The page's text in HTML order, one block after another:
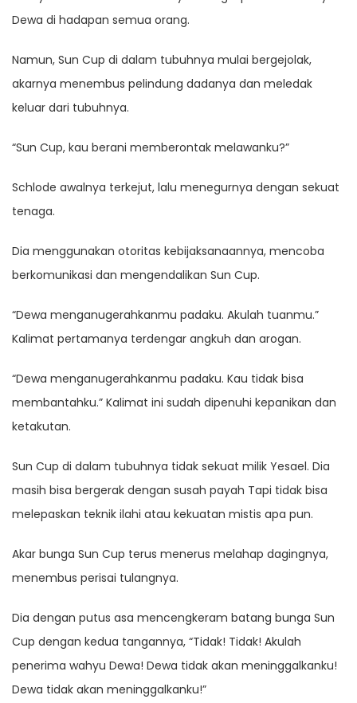
Dewa di hadapan semua orang.
Namun, Sun Cup di dalam tubuhnya mulai bergejolak,
akarnya menembus pelindung dadanya dan meledak
keluar dari tubuhnya.
“Sun Cup, kau berani memberontak melawanku?”
Schlode awalnya terkejut, lalu menegurnya dengan sekuat
tenaga.
Dia menggunakan otoritas kebijaksanaannya, mencoba
berkomunikasi dan mengendalikan Sun Cup.
“Dewa menganugerahkanmu padaku. Akulah tuanmu.”
Kalimat pertamanya terdengar angkuh dan arogan.
“Dewa menganugerahkanmu padaku. Kau tidak bisa
membantahku.” Kalimat ini sudah dipenuhi kepanikan dan
ketakutan.
Sun Cup di dalam tubuhnya tidak sekuat milik Yesael. Dia
masih bisa bergerak dengan susah payah Tapi tidak bisa
melepaskan teknik ilahi atau kekuatan mistis apa pun.
Akar bunga Sun Cup terus menerus melahap dagingnya,
menembus perisai tulangnya.
Dia dengan putus asa mencengkeram batang bunga Sun
Cup dengan kedua tangannya, “Tidak! Tidak! Akulah
penerima wahyu Dewa! Dewa tidak akan meninggalkanku!
Dewa tidak akan meninggalkanku!”